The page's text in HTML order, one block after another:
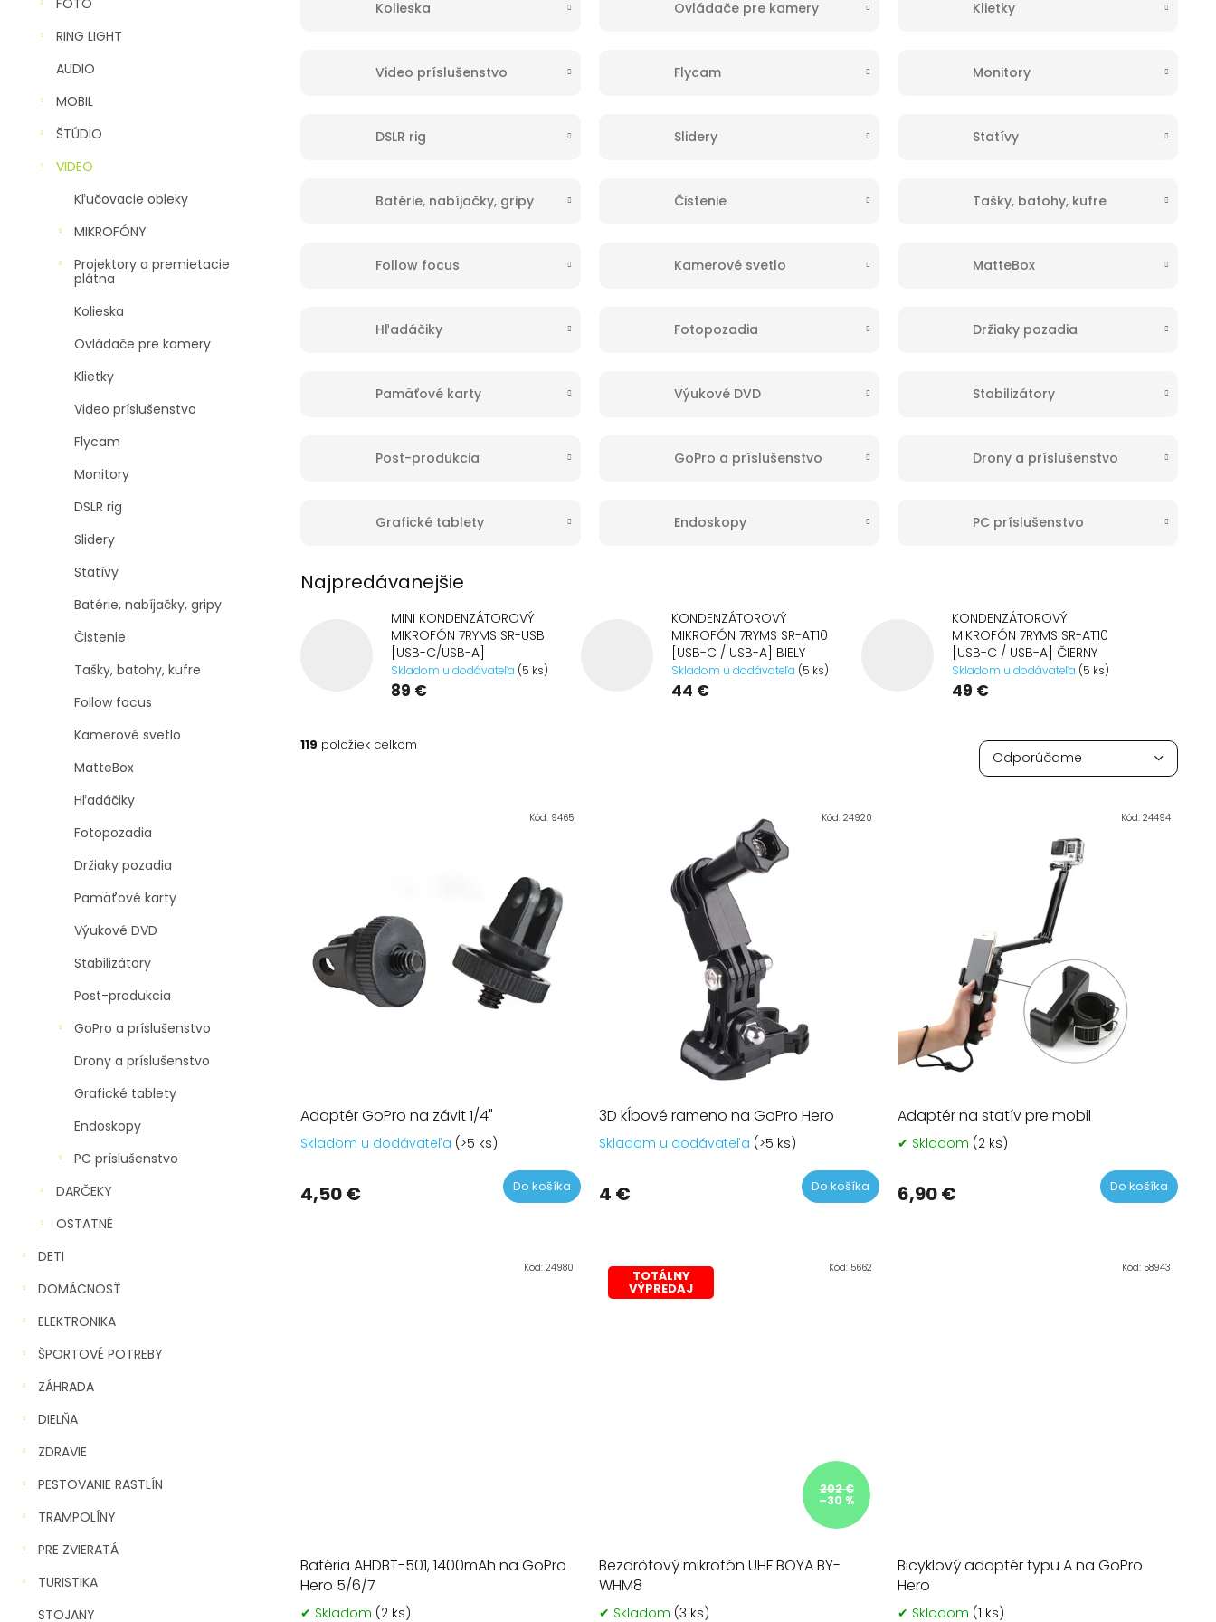
l
FOTO
RING LIGHT
AUDIO
MOBIL
ŠTÚDIO
VIDEO
Kľučovacie obleky
MIKROFÓNY
Projektory a premietacie
plátna
Kolieska
Ovládače pre kamery
Klietky
Video príslušenstvo
Flycam
Monitory
DSLR rig
Slidery
Statívy
Batérie, nabíjačky, gripy
Čistenie
Tašky, batohy, kufre
Follow focus
Kamerové svetlo
MatteBox
Hľadáčiky
Fotopozadia
Držiaky pozadia
Pamäťové karty
Výukové DVD
Stabilizátory
Post-produkcia
GoPro a príslušenstvo
Drony a príslušenstvo
Grafické tablety
Endoskopy
PC príslušenstvo
DARČEKY
OSTATNÉ
DETI
DOMÁCNOSŤ
ELEKTRONIKA
ŠPORTOVÉ POTREBY
ZÁHRADA
DIELŇA
ZDRAVIE
PESTOVANIE RASTLÍN
TRAMPOLÍNY
PRE ZVIERATÁ
TURISTIKA
STOJANY
Kolieska Ovládače pre kamery Klietky
Video príslušenstvo Flycam Monitory
DSLR rig Slidery Statívy
Batérie, nabíjačky, gripy Čistenie Tašky, batohy, kufre
Follow focus Kamerové svetlo MatteBox
Hľadáčiky Fotopozadia Držiaky pozadia
Pamäťové karty Výukové DVD Stabilizátory
Post-produkcia GoPro a príslušenstvo Drony a príslušenstvo
Grafické tablety Endoskopy PC príslušenstvo
Najpredávanejšie
MINI KONDENZÁTOROVÝ
MIKROFÓN 7RYMS SR-USB
[USB-C/USB-A]
Skladom u dodávateľa (5 ks)
89 €
KONDENZÁTOROVÝ
MIKROFÓN 7RYMS SR-AT10
[USB-C / USB-A] BIELY
Skladom u dodávateľa (5 ks)
44 €
KONDENZÁTOROVÝ
MIKROFÓN 7RYMS SR-AT10
[USB-C / USB-A] ČIERNY
Skladom u dodávateľa (5 ks)
49 €
R
a
d
d
u
k
t
o
v
Odporúčame
Najpredávanejšie
Abecedne
119 položiek celkom
Adaptér GoPro na závit 1/4"
Skladom u dodávateľa (>5 ks)
4,50 € Do košíka
Kód: 9465
3D kĺbové rameno na GoPro Hero
Skladom u dodávateľa (>5 ks)
4 € Do košíka
Kód: 24920
Adaptér na statív pre mobil
✔ Skladom (2 ks)
6,90 € Do košíka
Kód: 24494
Batéria AHDBT-501, 1400mAh na GoPro
Hero 5/6/7
✔ Skladom (2 ks)
Kód: 24980 TOTÁLNY
VÝPREDAJ
202 €
–30 %
Bezdrôtový mikrofón UHF BOYA BY-
WHM8
✔ Skladom (3 ks)
Kód: 5662
Bicyklový adaptér typu A na GoPro
Hero
✔ Skladom (1 ks)
Kód: 58943